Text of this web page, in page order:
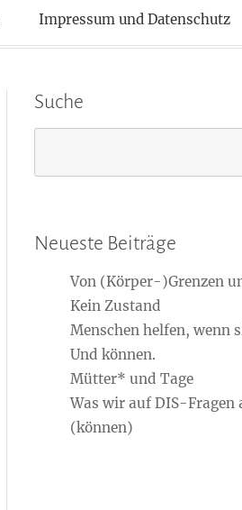
Impressum und Datenschutz
Suche
Neueste Beiträge
Von (Körper-)Grenzen
Kein Zustand
Menschen helfen, wenn
Und können.
Mütter* und Tage
Was wir auf DIS-Fragen
(können)